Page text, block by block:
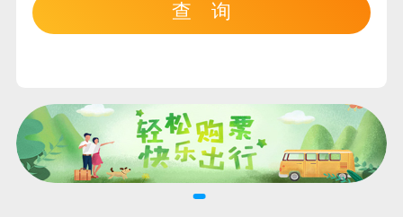
查 询